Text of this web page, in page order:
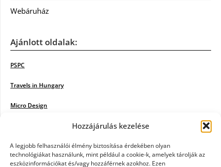
Hozzájárulás kezelése
A legjobb felhasználói élmény biztosítása érdekében olyan
technológiákat használunk, mint például a cookie-k, amelyek tárolják az
eszközinformációkat és/vagy hozzáférnek azokhoz. Ezen
Webáruház
Ajánlott oldalak:
PSPC
Travels in Hungary
Micro Design
Poiwiki
Öntözőrendszer